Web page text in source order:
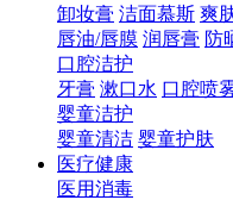
卸妆膏 洁面慕斯 爽
唇油/唇膜 润唇膏 防
口腔洁护
牙膏 漱口水 口腔喷
婴童洁护
婴童清洁 婴童护肤
医疗健康
医用消毒